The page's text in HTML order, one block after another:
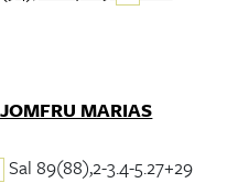
MARIAS
Sal 89(88),2-3.4-5.27+29